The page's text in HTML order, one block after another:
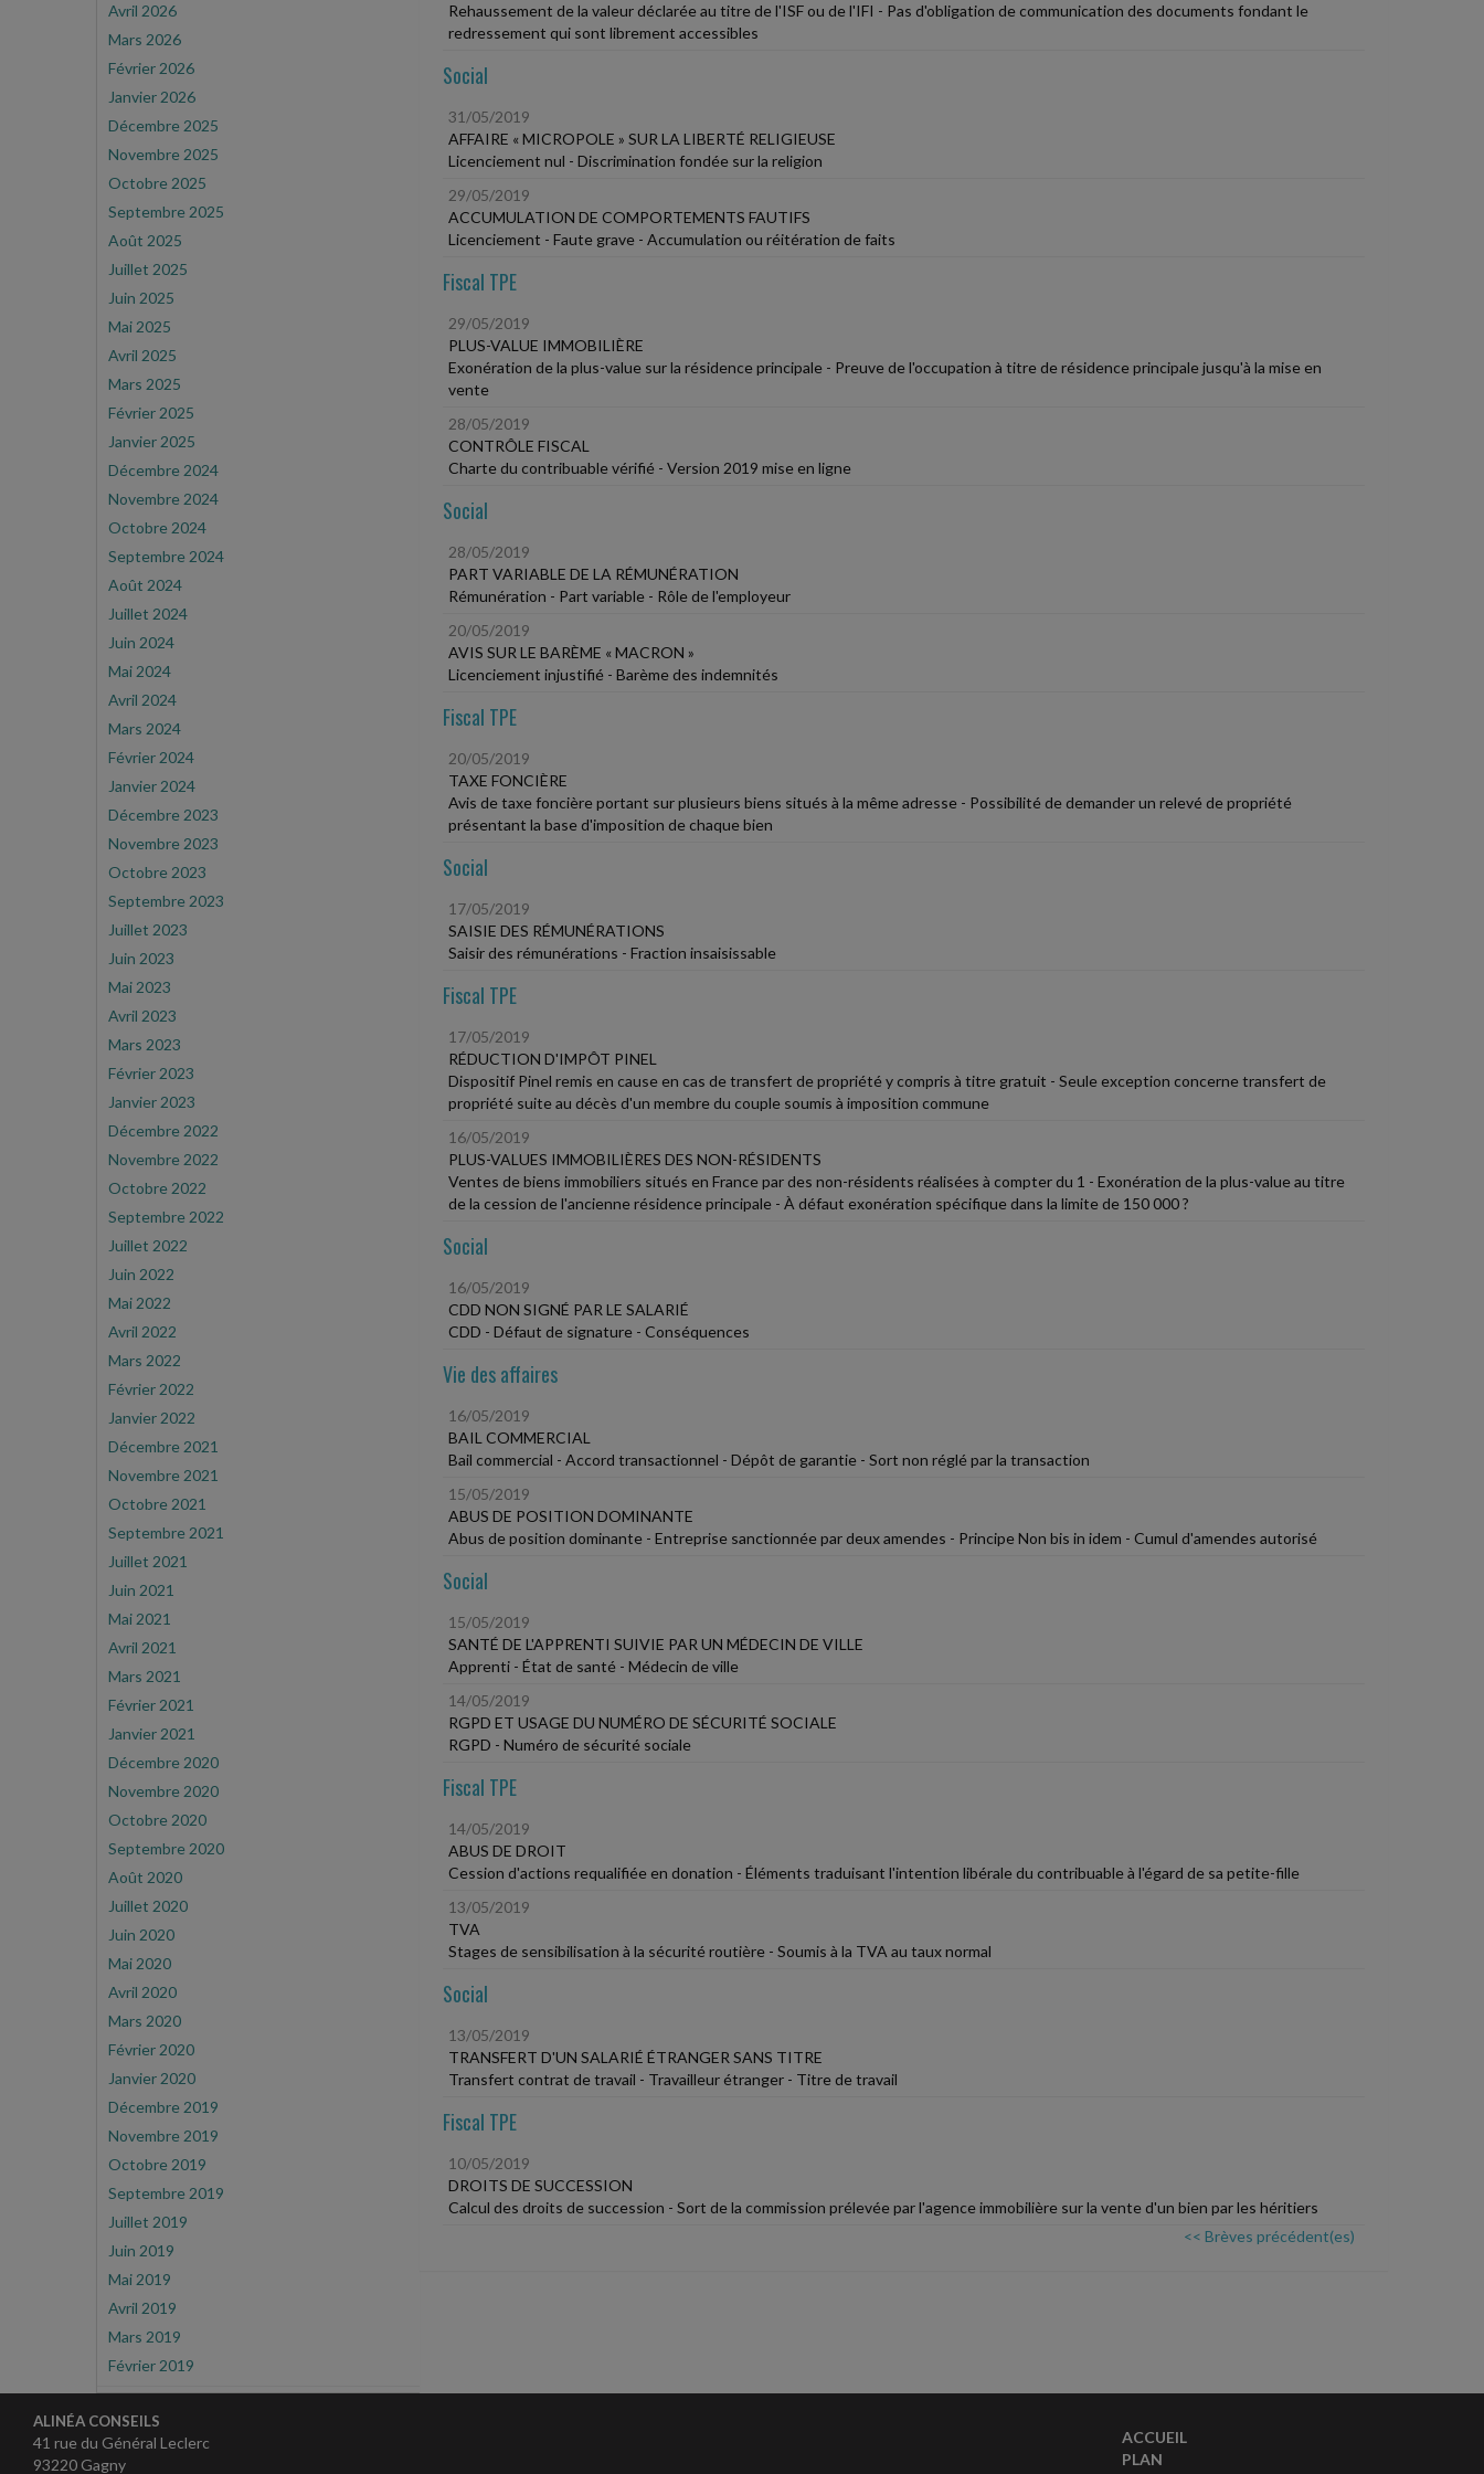
Avril 2026
Mars 2026
Février 2026
Janvier 2026
Décembre 2025
Novembre 2025
Octobre 2025
Septembre 2025
Août 2025
Juillet 2025
Juin 2025
Mai 2025
Avril 2025
Mars 2025
Février 2025
Janvier 2025
Décembre 2024
Novembre 2024
Octobre 2024
Septembre 2024
Août 2024
Juillet 2024
Juin 2024
Mai 2024
Avril 2024
Mars 2024
Février 2024
Janvier 2024
Décembre 2023
Novembre 2023
Octobre 2023
Septembre 2023
Juillet 2023
Juin 2023
Mai 2023
Avril 2023
Mars 2023
Février 2023
Janvier 2023
Décembre 2022
Novembre 2022
Octobre 2022
Septembre 2022
Juillet 2022
Juin 2022
Mai 2022
Avril 2022
Mars 2022
Février 2022
Janvier 2022
Décembre 2021
Novembre 2021
Octobre 2021
Septembre 2021
Juillet 2021
Juin 2021
Mai 2021
Avril 2021
Mars 2021
Février 2021
Janvier 2021
Décembre 2020
Novembre 2020
Octobre 2020
Septembre 2020
Août 2020
Juillet 2020
Juin 2020
Mai 2020
Avril 2020
Mars 2020
Février 2020
Janvier 2020
Décembre 2019
Novembre 2019
Octobre 2019
Septembre 2019
Juillet 2019
Juin 2019
Mai 2019
Avril 2019
Mars 2019
Février 2019
Rehaussement de la valeur déclarée au titre de l'ISF ou de l'IFI - Pas d'obligation de communication des documents fondant le
redressement qui sont librement accessibles
Social
31/05/2019
AFFAIRE « MICROPOLE » SUR LA LIBERTÉ RELIGIEUSE
Licenciement nul - Discrimination fondée sur la religion
29/05/2019
ACCUMULATION DE COMPORTEMENTS FAUTIFS
Licenciement - Faute grave - Accumulation ou réitération de faits
Fiscal TPE
29/05/2019
PLUS-VALUE IMMOBILIÈRE
Exonération de la plus-value sur la résidence principale - Preuve de l'occupation à titre de résidence principale jusqu'à la mise en
vente
28/05/2019
CONTRÔLE FISCAL
Charte du contribuable vérifié - Version 2019 mise en ligne
Social
28/05/2019
PART VARIABLE DE LA RÉMUNÉRATION
Rémunération - Part variable - Rôle de l'employeur
20/05/2019
AVIS SUR LE BARÈME « MACRON »
Licenciement injustifié - Barème des indemnités
Fiscal TPE
20/05/2019
TAXE FONCIÈRE
Avis de taxe foncière portant sur plusieurs biens situés à la même adresse - Possibilité de demander un relevé de propriété
présentant la base d'imposition de chaque bien
Social
17/05/2019
SAISIE DES RÉMUNÉRATIONS
Saisir des rémunérations - Fraction insaisissable
Fiscal TPE
17/05/2019
RÉDUCTION D'IMPÔT PINEL
Dispositif Pinel remis en cause en cas de transfert de propriété y compris à titre gratuit - Seule exception concerne transfert de
propriété suite au décès d'un membre du couple soumis à imposition commune
16/05/2019
PLUS-VALUES IMMOBILIÈRES DES NON-RÉSIDENTS
Ventes de biens immobiliers situés en France par des non-résidents réalisées à compter du 1 - Exonération de la plus-value au titre
de la cession de l'ancienne résidence principale - À défaut exonération spécifique dans la limite de 150 000 ?
Social
16/05/2019
CDD NON SIGNÉ PAR LE SALARIÉ
CDD - Défaut de signature - Conséquences
Vie des affaires
16/05/2019
BAIL COMMERCIAL
Bail commercial - Accord transactionnel - Dépôt de garantie - Sort non réglé par la transaction
15/05/2019
ABUS DE POSITION DOMINANTE
Abus de position dominante - Entreprise sanctionnée par deux amendes - Principe Non bis in idem - Cumul d'amendes autorisé
Social
15/05/2019
SANTÉ DE L'APPRENTI SUIVIE PAR UN MÉDECIN DE VILLE
Apprenti - État de santé - Médecin de ville
14/05/2019
RGPD ET USAGE DU NUMÉRO DE SÉCURITÉ SOCIALE
RGPD - Numéro de sécurité sociale
Fiscal TPE
14/05/2019
ABUS DE DROIT
Cession d'actions requalifiée en donation - Éléments traduisant l'intention libérale du contribuable à l'égard de sa petite-fille
13/05/2019
TVA
Stages de sensibilisation à la sécurité routière - Soumis à la TVA au taux normal
Social
13/05/2019
TRANSFERT D'UN SALARIÉ ÉTRANGER SANS TITRE
Transfert contrat de travail - Travailleur étranger - Titre de travail
Fiscal TPE
10/05/2019
DROITS DE SUCCESSION
Calcul des droits de succession - Sort de la commission prélevée par l'agence immobilière sur la vente d'un bien par les héritiers
<< Brèves précédent(es)
ALINÉA CONSEILS
41 rue du Général Leclerc
93220 Gagny
ACCUEIL
PLAN